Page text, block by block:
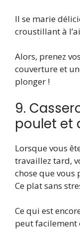
Il se marie
croustillant à
Alors, prenez
couverture et
plonger !
9.
poulet et
Lorsque vous
travaillez tard,
chose que
Ce plat sans
Ce qui est
peut facilement